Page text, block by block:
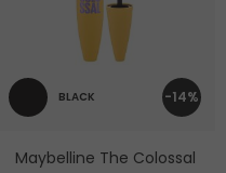
-14%
BLACK
Maybelline The Colossal